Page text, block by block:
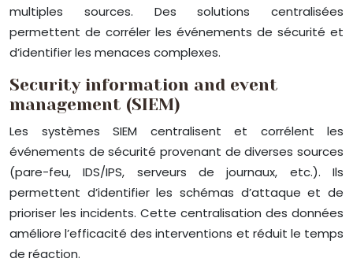
multiples sources. Des solutions centralisées
permettent de corréler les événements de sécurité et
d’identifier les menaces complexes.
Security information and event
management (SIEM)
Les systèmes SIEM centralisent et corrélent les
événements de sécurité provenant de diverses sources
(pare-feu, IDS/IPS, serveurs de journaux, etc.). Ils
permettent d’identifier les schémas d’attaque et de
prioriser les incidents. Cette centralisation des données
améliore l’efficacité des interventions et réduit le temps
de réaction.